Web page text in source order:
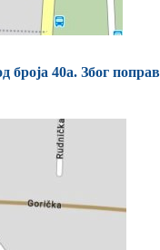
40а. Због